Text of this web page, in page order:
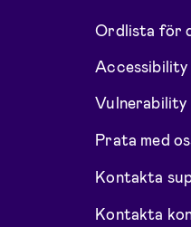
Ordlista för
Vulnerability
Prata med
Kontakta
Kontakta